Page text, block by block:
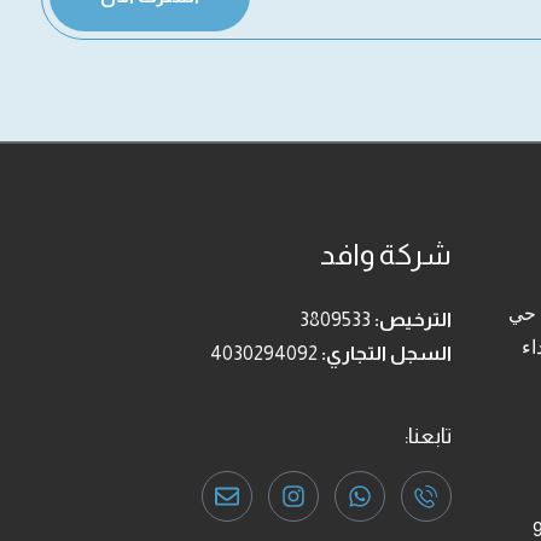
- حي
من الساعة 9
شركة وافد
الترخيص: 3809533
السجل التجاري: 4030294092
تابعنا: